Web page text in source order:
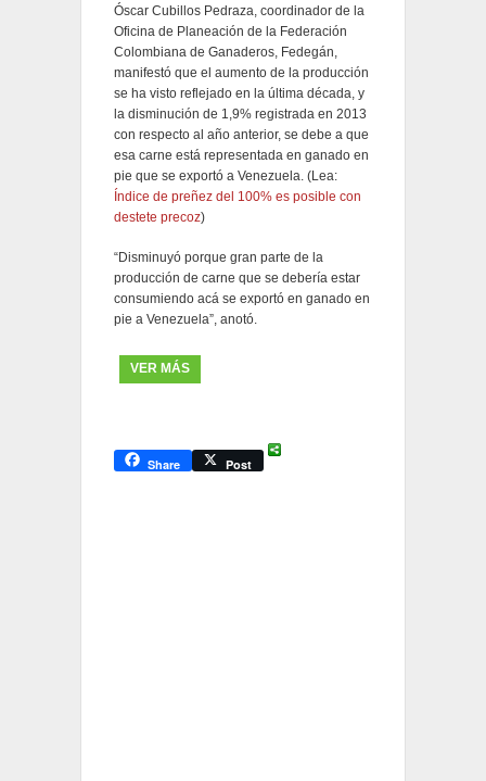
Óscar Cubillos Pedraza, coordinador de la
Oficina de Planeación de la Federación
Colombiana de Ganaderos, Fedegán,
manifestó que el aumento de la producción
se ha visto reflejado en la última década, y
la disminución de 1,9% registrada en 2013
con respecto al año anterior, se debe a que
esa carne está representada en ganado en
pie que se exportó a Venezuela. (Lea:
Índice de preñez del 100% es posible con
destete precoz)
“Disminuyó porque gran parte de la
producción de carne que se debería estar
consumiendo acá se exportó en ganado en
pie a Venezuela”, anotó.
VER MÁS
Share Post